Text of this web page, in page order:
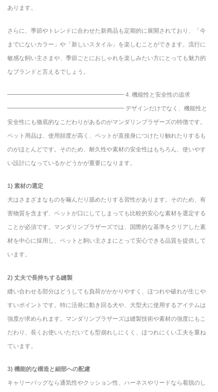
あります。
さらに、季節やトレンドに合わせた新商品も定期的に展開されており、「今
までにないカラー」や「新しいスタイル」を楽しむことができます。流行に
敏感な飼い主さまや、季節ごとにおしゃれを楽しみたい方にとっても魅力的
なブランドと言えるでしょう。
━━━━━━━━━━━━━━━━━━━━ 4. 機能性と安全性の追求
━━━━━━━━━━━━━━━━━━━━ デザインだけでなく、機能性と
安全性にも徹底的なこだわりがあるのがマンダリンブラザーズの特徴です。
ペット用品は、使用頻度が高く、ペットが直接身につけたり触れたりするも
のがほとんどです。そのため、耐久性や素材の安全性はもちろん、使いやす
い設計になっているかどうかが重要になります。
1) 素材の選定
犬はさまざまなものを噛んだり舐めたりする習性があります。そのため、有
害物質を含まず、ペットが口にしてしまっても比較的安心な素材を選定する
ことが必須です。マンダリンブラザーズでは、国際的な基準をクリアした素
材を中心に採用し、ペットと飼い主さまにとって安心できる品質を提供して
います。
2) 丈夫で長持ちする縫製
縫い合わせる部分はどうしても負荷がかかりやすく、ほつれや破れが生じや
すいポイントです。特に活発に動き回る犬や、大型犬に使用するアイテムは
強度が求められます。マンダリンブラザーズは縫製技術や素材の強度にもこ
だわり、長くお使いいただいても型崩れしにくく、ほつれにくい工夫を重ね
ています。
3) 機能的な構造と細部への配慮
キャリーバッグなら通気性やクッション性、ハーネスやリードなら着脱のし